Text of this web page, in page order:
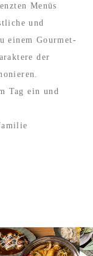
Menüs
und
einem Gourmet-
der
Tag ein und